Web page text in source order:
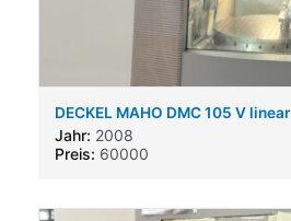
DECKEL MAHO DMC 105 V linear
Jahr: 2008
Preis: 60000